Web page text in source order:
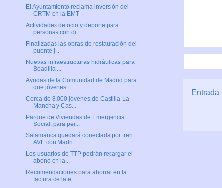
Entrada
El Ayuntamiento reclama inversión del
CRTM en la EMT
Actividades de ocio y deporte para
personas con di...
Finalizadas las obras de restauración del
puente j...
Nuevas infraestructuras hidráulicas para
Boadilla ...
Ayudas de la Comunidad de Madrid para
que jóvenes ...
Cerca de 8.000 jóvenes de Castilla-La
Mancha y Cas...
Parque de Viviendas de Emergencia
Social, para per...
Salamanca quedará conectada por tren
AVE con Madri...
Los usuarios de TTP podrán recargar el
abono en la...
Recomendaciones para ahorrar en la
factura de la e...